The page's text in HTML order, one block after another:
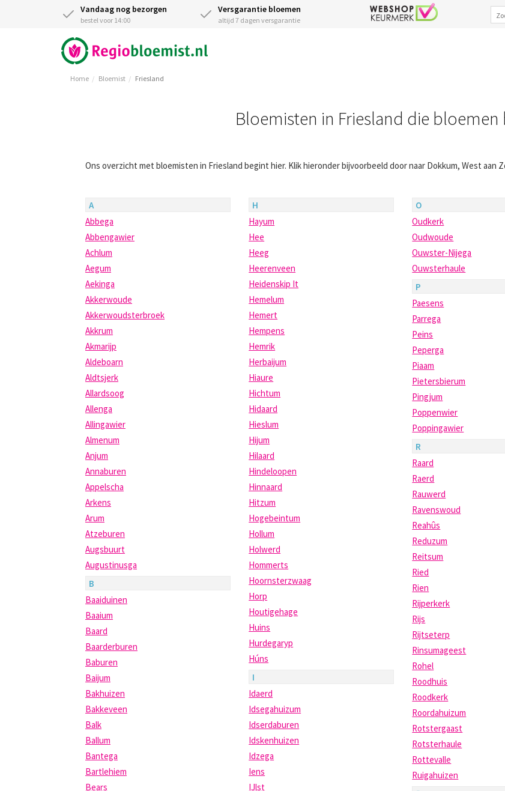
Vandaag nog bezorgen
bestel voor 14:00
Versgarantie bloemen
altijd 7 dagen versgarantie
Home Bloemist Friesland
Bloemisten in Friesland die bloemen
Ons overzicht met bloemisten in Friesland begint hier. Klik hieronder bijvoorbeeld door naar Dokkum, West aan
A
Abbega
Abbengawier
Achlum
Aegum
Aekinga
Akkerwoude
Akkerwoudsterbroek
Akkrum
Akmarijp
Aldeboarn
Aldtsjerk
Allardsoog
Allenga
Allingawier
Almenum
Anjum
Annaburen
Appelscha
Arkens
Arum
Atzeburen
Augsbuurt
Augustinusga
B
Baaiduinen
Baaium
Baard
Baarderburen
Baburen
Baijum
Bakhuizen
Bakkeveen
Balk
Ballum
Bantega
Bartlehiem
Bears
H
Hayum
Hee
Heeg
Heerenveen
Heidenskip It
Hemelum
Hemert
Hempens
Hemrik
Herbaijum
Hiaure
Hichtum
Hidaard
Hieslum
Hijum
Hilaard
Hindeloopen
Hinnaard
Hitzum
Hogebeintum
Hollum
Holwerd
Hommerts
Hoornsterzwaag
Horp
Houtigehage
Huins
Hurdegaryp
Húns
I
Idaerd
Idsegahuizum
Idserdaburen
Idskenhuizen
Idzega
Iens
IJlst
O
Oudkerk
Oudwoude
Ouwster-Nijega
Ouwsterhaule
P
Paesens
Parrega
Peins
Peperga
Piaam
Pietersbierum
Pingjum
Poppenwier
Poppingawier
R
Raard
Raerd
Rauwerd
Ravenswoud
Reahûs
Reduzum
Reitsum
Ried
Rien
Rijperkerk
Rijs
Rijtseterp
Rinsumageest
Rohel
Roodhuis
Roodkerk
Roordahuizum
Rotstergaast
Rotsterhaule
Rottevalle
Ruigahuizen